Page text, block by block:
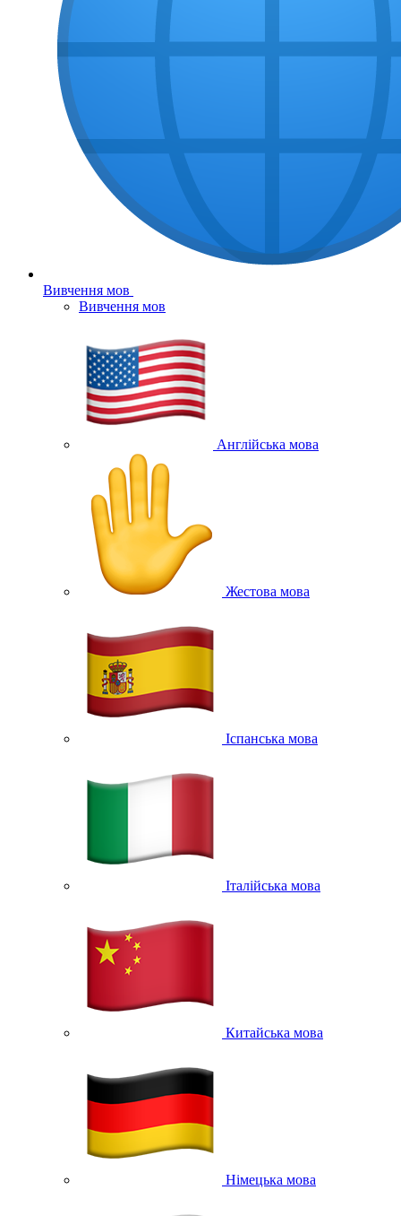
Вивчення мов
Вивчення мов
Англійська мова
Жестова мова
Іспанська мова
Італійська мова
Китайська мова
Німецька мова